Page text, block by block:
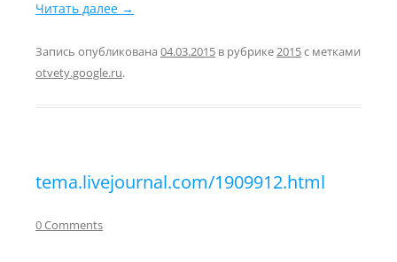
Читать далее →
Запись опубликована 04.03.2015 в рубрике2015с метками
otvety.google.ru.
tema.livejournal.com/1909912.html
0 Comments